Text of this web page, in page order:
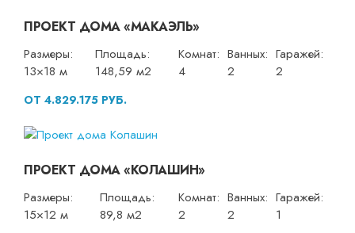
ПРОЕКТ ДОМА «МАКАЭЛЬ»
Размеры:
13×18 м
Площадь:
148,59 м2
Комнат:
4
Ванных:
2
Гаражей:
2
ОТ 4.829.175 РУБ.
ПРОЕКТ ДОМА «КОЛАШИН»
Размеры:
15×12 м
Площадь:
89,8 м2
Комнат:
2
Ванных:
2
Гаражей:
1